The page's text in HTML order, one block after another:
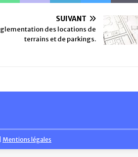
SUIVANT
des locations de
terrains et de parkings.
Mentions légales